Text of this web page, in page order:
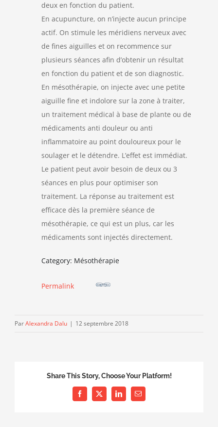
deux en fonction du patient.
En acupuncture, on n’injecte aucun principe
actif. On stimule les méridiens nerveux avec
de fines aiguilles et on recommence sur
plusieurs séances afin d’obtenir un résultat
en fonction du patient et de son diagnostic.
En mésothérapie, on injecte avec une petite
aiguille fine et indolore sur la zone à traiter,
un traitement médical à base de plante ou de
médicaments anti douleur ou anti
inflammatoire au point douloureux pour le
soulager et le détendre. L’effet est immédiat.
Le patient peut avoir besoin de deux ou 3
séances en plus pour optimiser son
traitement. La réponse au traitement est
efficace dès la première séance de
mésothérapie, ce qui est un plus, car les
médicaments sont injectés directement.
Category: Mésothérapie
Permalink
ParAlexandra Dalu | 12 septembre 2018
Share This Story, Choose Your Platform!
Facebook
X LinkedInEmail